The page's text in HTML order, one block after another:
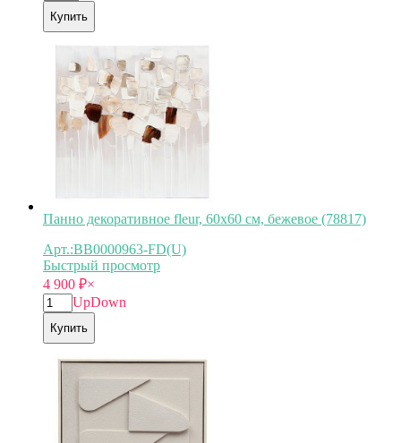
Купить
Панно декоративное fleur, 60х60 см, бежевое (78817)
Арт.:BB0000963-FD(U)
Быстрый просмотр
4 900 ₽×
UpDown
Купить